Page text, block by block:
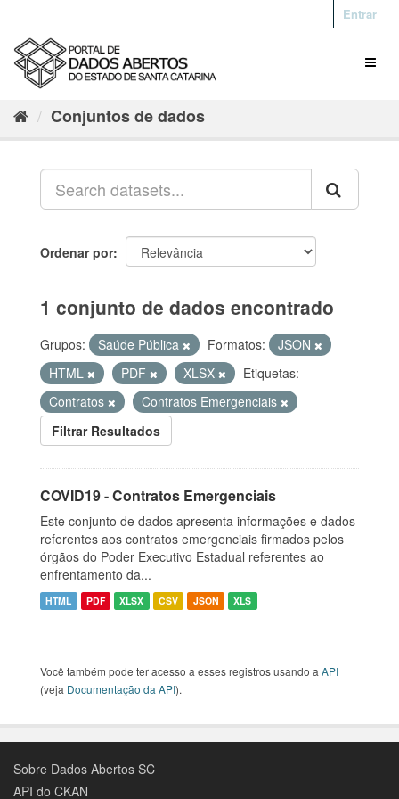
Entrar
Conjuntos de dados
Ordenar por
1 conjunto de dados encontrado
Grupos: Saúde Pública Formatos:
JSON
HTML
PDF XLSX
Etiquetas:
Contratos
Contratos Emergenciais
Filtrar Resultados
COVID19 - Contratos Emergenciais
Este conjunto de dados apresenta informações e dados
referentes aos contratos emergenciais firmados pelos
órgãos do Poder Executivo Estadual referentes ao
enfrentamento da...
HTML PDF XLSX CSV JSON XLS
Você também pode ter acesso a esses registros usando a API
(veja Documentação da API).
Sobre Dados Abertos SC
API do CKAN